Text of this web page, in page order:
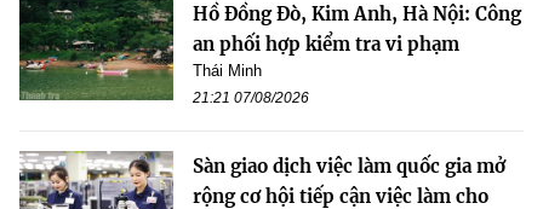
Hồ Đồng Đò, Kim Anh, Hà Nội: Công
an phối hợp kiểm tra vi phạm
Thái Minh
21:21 07/08/2026
Sàn giao dịch việc làm quốc gia mở
rộng cơ hội tiếp cận việc làm cho